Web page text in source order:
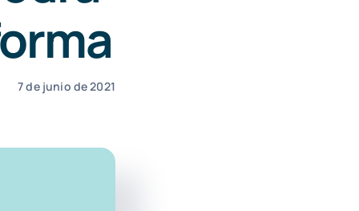
7 de junio de 2021